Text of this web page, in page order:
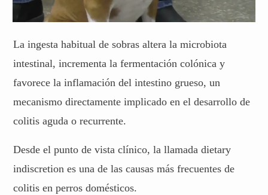
La ingesta habitual de sobras altera la microbiota
intestinal, incrementa la fermentación colónica y
favorece la inflamación del intestino grueso, un
mecanismo directamente implicado en el desarrollo de
colitis aguda o recurrente.
Desde el punto de vista clínico, la llamada dietary
indiscretion es una de las causas más frecuentes de
colitis en perros domésticos.